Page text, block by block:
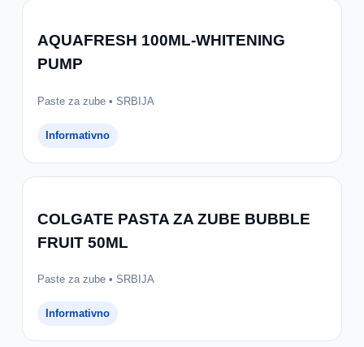
AQUAFRESH 100ML-WHITENING
PUMP
Paste za zube • SRBIJA
Informativno
COLGATE PASTA ZA ZUBE BUBBLE
FRUIT 50ML
Paste za zube • SRBIJA
Informativno